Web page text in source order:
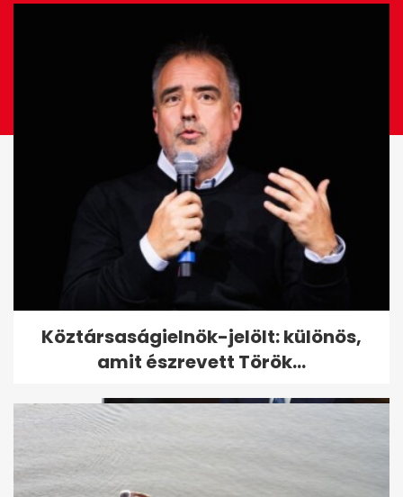
Csipes Tamara kiakadt a
minisztérium felkérésén: "Mit...
Köztársaságielnök-jelölt: különös,
amit észrevett Török...